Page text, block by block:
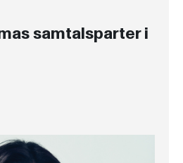
samtalsparter i